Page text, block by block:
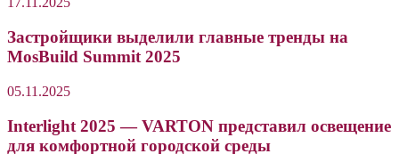
Застройщики выделили главные тренды на
MosBuild Summit 2025
05.11.2025
Interlight 2025 — VARTON представил освещение
для комфортной городской среды